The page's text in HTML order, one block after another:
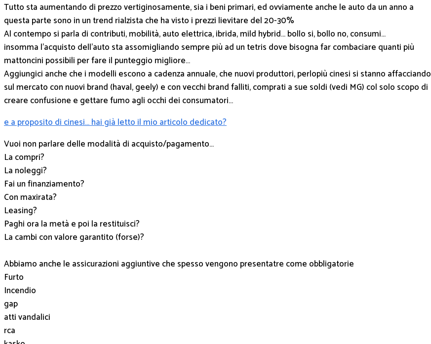
Tutto sta aumentando di prezzo vertiginosamente, sia i beni primari, ed ovviamente anche le auto da un anno a
questa parte sono in un trend rialzista che ha visto i prezzi lievitare del 20-30%
Al contempo si parla di contributi, mobilità, auto elettrica, ibrida, mild hybrid… bollo si, bollo no, consumi…
insomma l’acquisto dell’auto sta assomigliando sempre più ad un tetris dove bisogna far combaciare quanti più
mattoncini possibili per fare il punteggio migliore…
Aggiungici anche che i modelli escono a cadenza annuale, che nuovi produttori, perlopiù cinesi si stanno affacciando
sul mercato con nuovi brand (haval, geely) e con vecchi brand falliti, comprati a sue soldi (vedi MG) col solo scopo di
creare confusione e gettare fumo agli occhi dei consumatori…
e a proposito di cinesi… hai già letto il mio articolo dedicato?
Vuoi non parlare delle modalità di acquisto/pagamento…
La compri?
La noleggi?
Fai un finanziamento?
Con maxirata?
Leasing?
Paghi ora la metà e poi la restituisci?
La cambi con valore garantito (forse)?
Abbiamo anche le assicurazioni aggiuntive che spesso vengono presentatre come obbligatorie
Furto
Incendio
gap
atti vandalici
rca